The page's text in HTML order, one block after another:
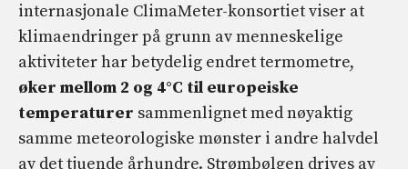
internasjonale ClimaMeter-konsortiet viser at
klimaendringer på grunn av menneskelige
aktiviteter har betydelig endret termometre,
øker mellom 2 og 4°C til europeiske
temperaturer sammenlignet med nøyaktig
samme meteorologiske mønster i andre halvdel
av det tjuende århundre. Strømbølgen drives av